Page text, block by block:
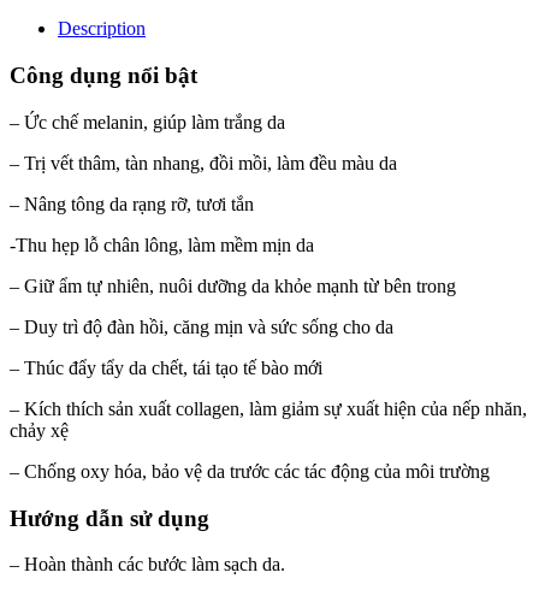
Description
Công dụng nổi bật
– Ức chế melanin, giúp làm trắng da
– Trị vết thâm, tàn nhang, đồi mồi, làm đều màu da
– Nâng tông da rạng rỡ, tươi tắn
-Thu hẹp lỗ chân lông, làm mềm mịn da
– Giữ ẩm tự nhiên, nuôi dưỡng da khỏe mạnh từ bên trong
– Duy trì độ đàn hồi, căng mịn và sức sống cho da
– Thúc đẩy tẩy da chết, tái tạo tế bào mới
– Kích thích sản xuất collagen, làm giảm sự xuất hiện của nếp nhăn,
chảy xệ
– Chống oxy hóa, bảo vệ da trước các tác động của môi trường
Hướng dẫn sử dụng
– Hoàn thành các bước làm sạch da.